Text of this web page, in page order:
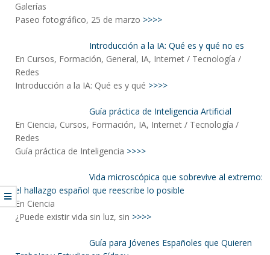
Galerías
Paseo fotográfico, 25 de marzo >>>>
Introducción a la IA: Qué es y qué no es
En Cursos, Formación, General, IA, Internet / Tecnología /
Redes
Introducción a la IA: Qué es y qué >>>>
Guía práctica de Inteligencia Artificial
En Ciencia, Cursos, Formación, IA, Internet / Tecnología /
Redes
Guía práctica de Inteligencia >>>>
Vida microscópica que sobrevive al extremo:
el hallazgo español que reescribe lo posible
En Ciencia
¿Puede existir vida sin luz, sin >>>>
Guía para Jóvenes Españoles que Quieren